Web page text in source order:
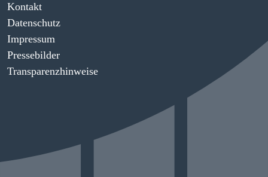
Kontakt
Datenschutz
Impressum
Pressebilder
Transparenzhinweise